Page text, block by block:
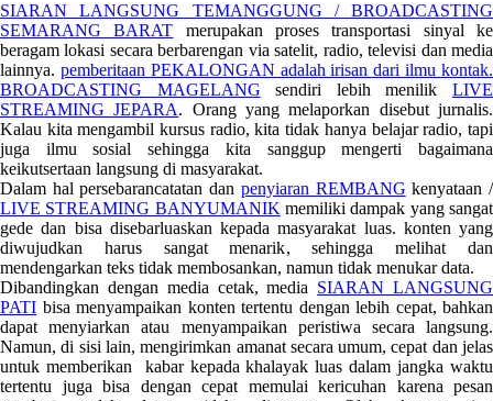
SIARAN LANGSUNG TEMANGGUNG / BROADCASTING
SEMARANG BARAT merupakan proses transportasi sinyal ke
beragam lokasi secara berbarengan via satelit, radio, televisi dan media
lainnya. pemberitaan PEKALONGAN adalah irisan dari ilmu kontak.
BROADCASTING MAGELANG sendiri lebih menilikLIVE
STREAMING JEPARA. Orang yang melaporkan disebut jurnalis.
Kalau kita mengambil kursus radio, kita tidak hanya belajar radio, tapi
juga ilmu sosial sehingga kita sanggup mengerti bagaimana
keikutsertaan langsung di masyarakat.
Dalam hal persebarancatatan dan penyiaran REMBANG kenyataan /
LIVE STREAMING BANYUMANIK memiliki dampak yang sangat
gede dan bisa disebarluaskan kepada masyarakat luas. konten yang
diwujudkan harus sangat menarik, sehingga melihat dan
mendengarkan teks tidak membosankan, namun tidak menukar data.
Dibandingkan dengan media cetak, media SIARAN LANGSUNG
PATI bisa menyampaikan konten tertentu dengan lebih cepat, bahkan
dapat menyiarkan atau menyampaikan peristiwa secara langsung.
Namun, di sisi lain, mengirimkan amanat secara umum, cepat dan jelas
untuk memberikan kabar kepada khalayak luas dalam jangka waktu
tertentu juga bisa dengan cepat memulai kericuhan karena pesan